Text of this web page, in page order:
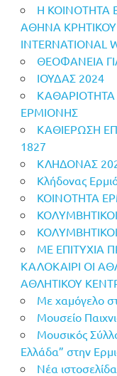
Η ΚΟΙΝΟΤΗΤΑ
ΑΘΗΝΑ
INTERNATIONAL
ΘΕΟΦΑΝΕΙΑ
ΙΟΥΔΑΣ 2024
ΚΑΘΑΡΙΟΤΗΤΑ
ΕΡΜΙΟΝΗΣ
ΚΑΘΙΕΡΩΣΗ
1827
ΚΛΗΔΟΝΑΣ
Κλήδονας
ΚΟΙΝΟΤΗΤΑ
ΜΕ ΕΠΙΤΥΧΙΑ
ΚΑΛΟΚΑΙΡΙ ΟΙ
ΑΘΛΗΤΙΚΟΥ
Με χαμόγελο
Μουσείο
Μουσικός
Ελλάδα” στην
Νέα